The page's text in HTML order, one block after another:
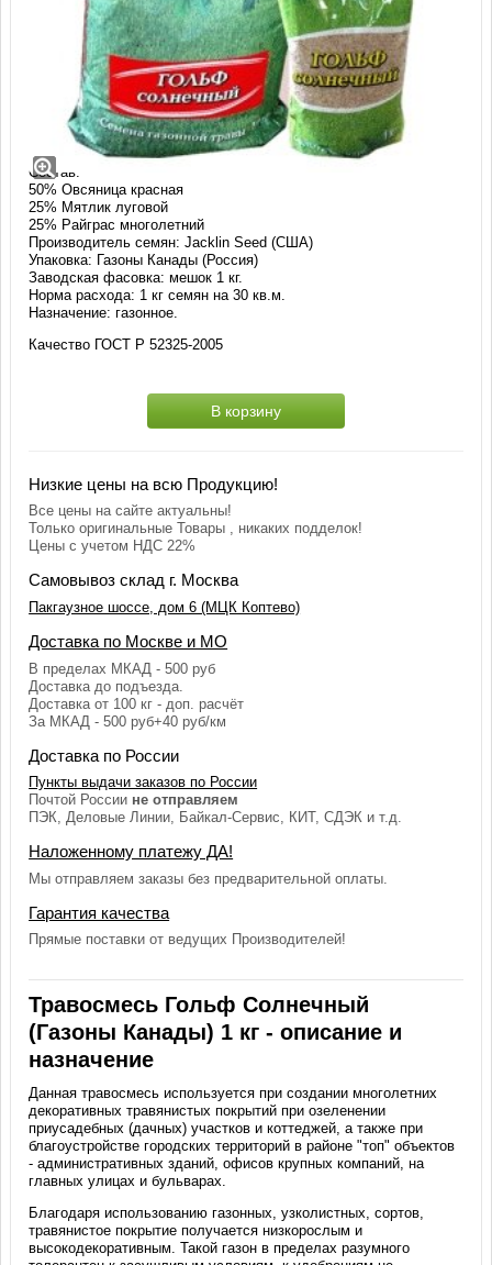
Травосмесь Газоны Канады Гольф
солнечный (1 кг)
Смесь: Гольф солнечный
Состав:
50% Овсяница красная
25% Мятлик луговой
25% Райграс многолетний
Производитель семян: Jacklin Seed (США)
Упаковка: Газоны Канады (Россия)
Заводская фасовка: мешок 1 кг.
Норма расхода: 1 кг семян на 30 кв.м.
Назначение: газонное.
Качество ГОСТ Р 52325-2005
В корзину
Низкие цены на всю Продукцию!
Все цены на сайте актуальны!
Только оригинальные Товары , никаких подделок!
Цены с учетом НДС 22%
Самовывоз склад г. Москва
Пакгаузное шоссе, дом 6 (МЦК Коптево)
Доставка по Москве и МО
В пределах МКАД - 500 руб
Доставка до подъезда.
Доставка от 100 кг - доп. расчёт
За МКАД - 500 руб+40 руб/км
Доставка по России
Пункты выдачи заказов по России
Почтой России не отправляем
ПЭК, Деловые Линии, Байкал-Сервис, КИТ, СДЭК и т.д.
Наложенному платежу ДА!
Мы отправляем заказы без предварительной оплаты.
Гарантия качества
Прямые поставки от ведущих Производителей!
Травосмесь Гольф Солнечный
(Газоны Канады) 1 кг - описание и
назначение
Данная травосмесь используется при создании многолетних
декоративных травянистых покрытий при озеленении
приусадебных (дачных) участков и коттеджей, а также при
благоустройстве городских территорий в районе "топ" объектов
- административных зданий, офисов крупных компаний, на
главных улицах и бульварах.
Благодаря использованию газонных, узколистных, сортов,
травянистое покрытие получается низкорослым и
высокодекоративным. Такой газон в пределах разумного